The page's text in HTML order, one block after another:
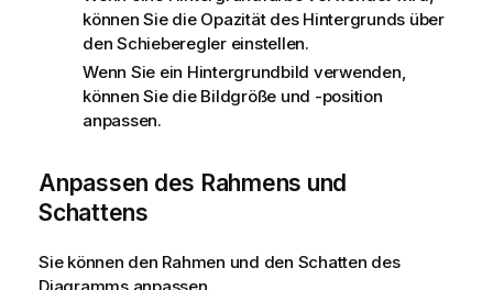
können Sie die Opazität des Hintergrunds über
den Schieberegler einstellen.
Wenn Sie ein Hintergrundbild verwenden,
können Sie die Bildgröße und -position
anpassen.
Anpassen des Rahmens und
Schattens
Sie können den Rahmen und den Schatten des